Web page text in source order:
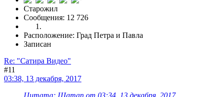
Старожил
Сообщения: 12 726
Расположение: Град Петра и Павла
Записан
Re: "Сатира Видео"
#11
03:38, 13 декабря, 2017
Цитата: Шаman от 03:34, 13 декабря, 2017